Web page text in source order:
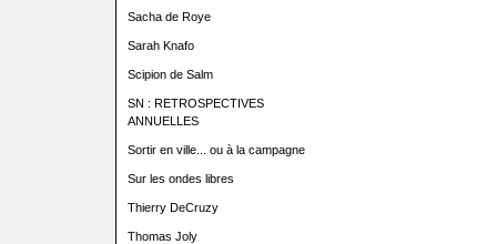
Sacha de Roye
Sarah Knafo
Scipion de Salm
SN : RETROSPECTIVES
ANNUELLES
Sortir en ville... ou à la campagne
Sur les ondes libres
Thierry DeCruzy
Thomas Joly